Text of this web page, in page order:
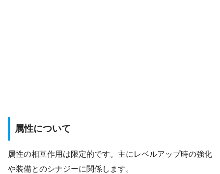
属性について
属性の相互作用は限定的です。主にレベルアップ時の強化
や装備とのシナジーに関係します。